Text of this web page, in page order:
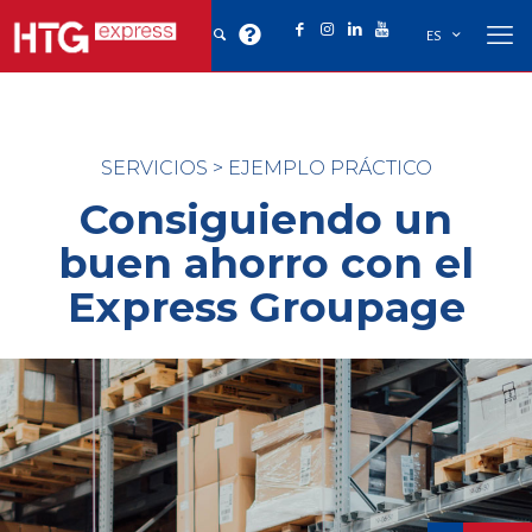
ES
SERVICIOS > EJEMPLO PRÁCTICO
Consiguiendo un
buen ahorro con el
Express Groupage